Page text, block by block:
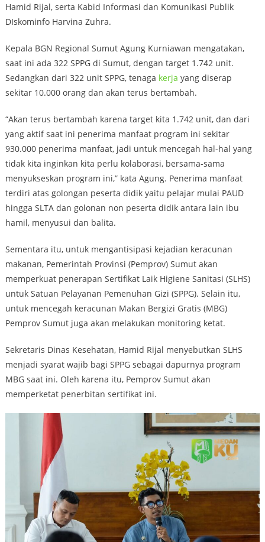
Hamid Rijal, serta Kabid Informasi dan Komunikasi Publik
DIskominfo Harvina Zuhra.
Kepala BGN Regional Sumut Agung Kurniawan mengatakan,
saat ini ada 322 SPPG di Sumut, dengan target 1.742 unit.
Sedangkan dari 322 unit SPPG, tenaga kerja yang diserap
sekitar 10.000 orang dan akan terus bertambah.
“Akan terus bertambah karena target kita 1.742 unit, dan dari
yang aktif saat ini penerima manfaat program ini sekitar
930.000 penerima manfaat, jadi untuk mencegah hal-hal yang
tidak kita inginkan kita perlu kolaborasi, bersama-sama
menyukseskan program ini,” kata Agung. Penerima manfaat
terdiri atas golongan peserta didik yaitu pelajar mulai PAUD
hingga SLTA dan golonan non peserta didik antara lain ibu
hamil, menyusui dan balita.
Sementara itu, untuk mengantisipasi kejadian keracunan
makanan, Pemerintah Provinsi (Pemprov) Sumut akan
memperkuat penerapan Sertifikat Laik Higiene Sanitasi (SLHS)
untuk Satuan Pelayanan Pemenuhan Gizi (SPPG). Selain itu,
untuk mencegah keracunan Makan Bergizi Gratis (MBG)
Pemprov Sumut juga akan melakukan monitoring ketat.
Sekretaris Dinas Kesehatan, Hamid Rijal menyebutkan SLHS
menjadi syarat wajib bagi SPPG sebagai dapurnya program
MBG saat ini. Oleh karena itu, Pemprov Sumut akan
memperketat penerbitan sertifikat ini.